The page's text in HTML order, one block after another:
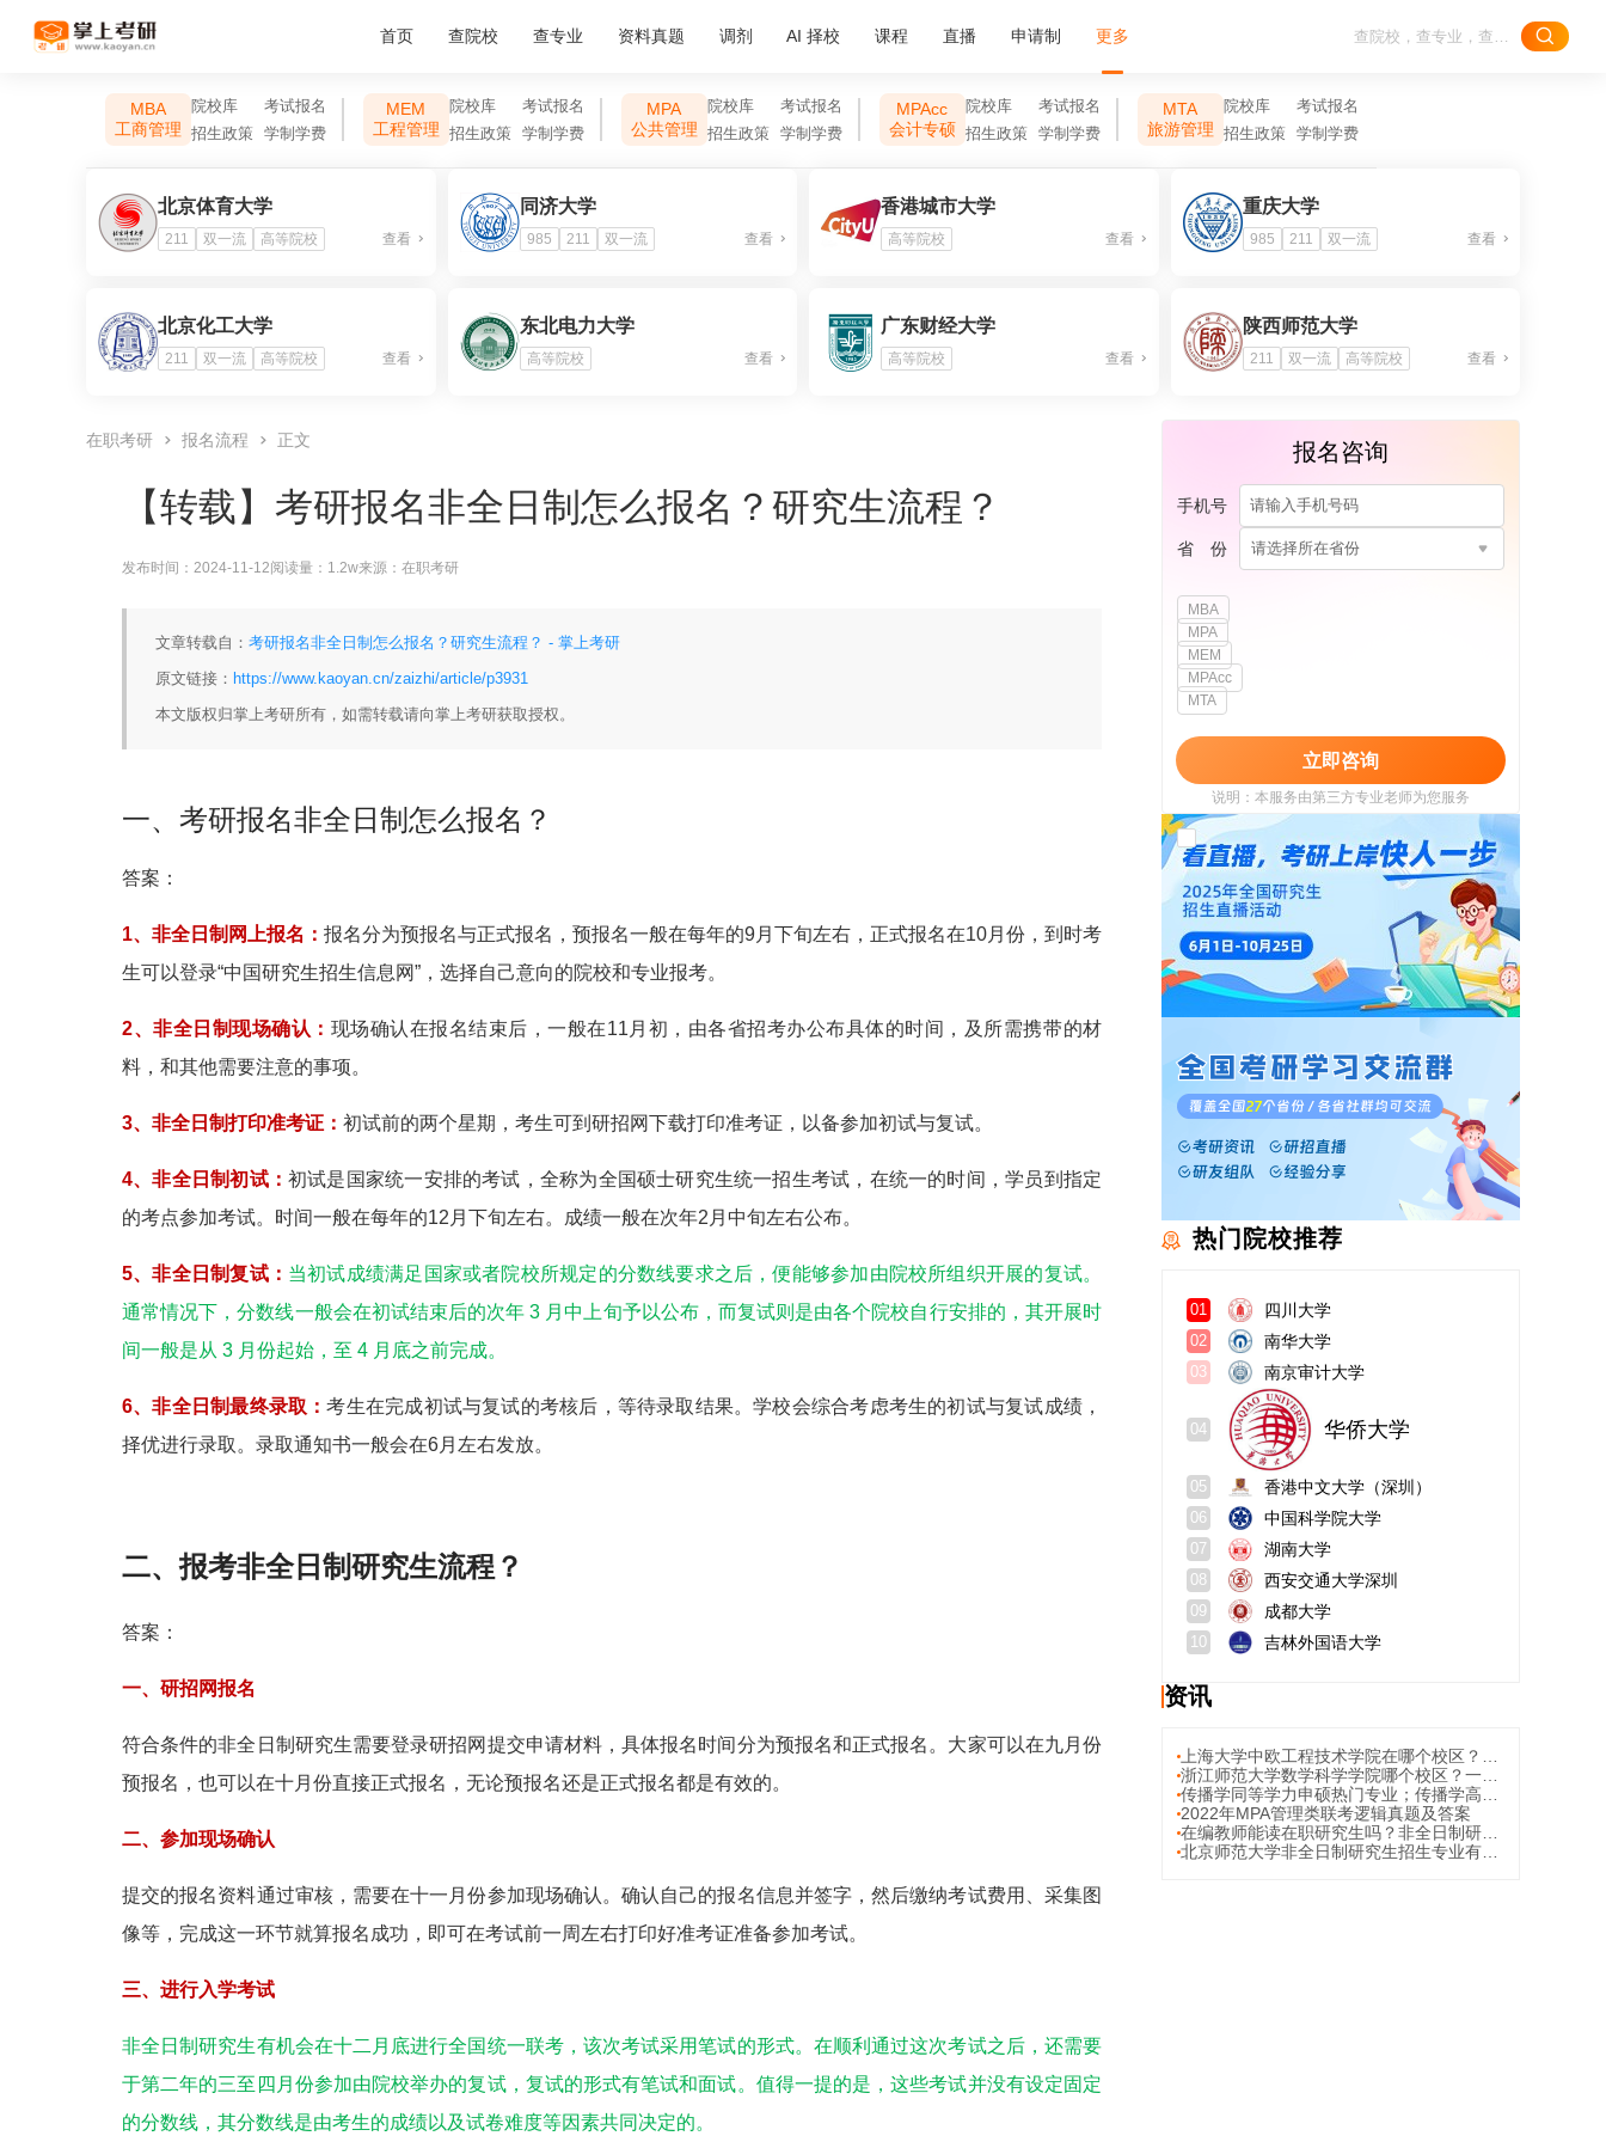
首页 查院校 查专业 资料真题 调剂 AI 择校 课程 直播 申请制 更多
MBA
工商管理
院校库
考试报名
招生政策
学制学费
MEM
工程管理
院校库
考试报名
招生政策
学制学费
MPA
公共管理
院校库
考试报名
招生政策
学制学费
MPAcc
会计专硕
院校库
考试报名
招生政策
学制学费
MTA
旅游管理
院校库
考试报名
招生政策
学制学费
北京体育大学
211 双一流 高等院校 查看
同济大学
985 211 双一流 查看
香港城市大学
高等院校 查看
重庆大学
985 211 双一流 查看
北京化工大学
211 双一流 高等院校 查看
东北电力大学
高等院校 查看
广东财经大学
高等院校 查看
陕西师范大学
211 双一流 高等院校 查看
在职考研 报名流程 正文
【转载】 考研报名非全日制怎么报名？研究生流程？
发布时间： 2024-11-12阅读量： 1.2w来源： 在职考研
文章转载自： 考研报名非全日制怎么报名？研究生流程？ - 掌上考研
原文链接： https://www.kaoyan.cn/zaizhi/article/p3931
本文版权归掌上考研所有，如需转载请向掌上考研获取授权。
一、考研报名非全日制怎么报名？
答案：
1、非全日制网上报名： 报名分为预报名与正式报名，预报名一般在每年的9月下旬左右，正式报名在10月份，到时考
生可以登录“中国研究生招生信息网”，选择自己意向的院校和专业报考。
2、非全日制现场确认： 现场确认在报名结束后，一般在11月初，由各省招考办公布具体的时间，及所需携带的材
料，和其他需要注意的事项。
3、非全日制打印准考证： 初试前的两个星期，考生可到研招网下载打印准考证，以备参加初试与复试。
4、非全日制初试： 初试是国家统一安排的考试，全称为全国硕士研究生统一招生考试，在统一的时间，学员到指定
的考点参加考试。时间一般在每年的12月下旬左右。成绩一般在次年2月中旬左右公布。
5、非全日制复试： 当初试成绩满足国家或者院校所规定的分数线要求之后，便能够参加由院校所组织开展的复试。
通常情况下，分数线一般会在初试结束后的次年 3 月中上旬予以公布，而复试则是由各个院校自行安排的，其开展时
间一般是从 3 月份起始，至 4 月底之前完成。
6、非全日制最终录取：考生在完成初试与复试的考核后，等待录取结果。学校会综合考虑考生的初试与复试成绩，
择优进行录取。录取通知书一般会在6月左右发放。
二、报考非全日制研究生流程？
答案：
一、研招网报名
符合条件的非全日制研究生需要登录研招网提交申请材料，具体报名时间分为预报名和正式报名。大家可以在九月份
预报名，也可以在十月份直接正式报名，无论预报名还是正式报名都是有效的。
二、参加现场确认
提交的报名资料通过审核，需要在十一月份参加现场确认。确认自己的报名信息并签字，然后缴纳考试费用、采集图
像等，完成这一环节就算报名成功，即可在考试前一周左右打印好准考证准备参加考试。
三、进行入学考试
非全日制研究生有机会在十二月底进行全国统一联考，该次考试采用笔试的形式。在顺利通过这次考试之后，还需要
于第二年的三至四月份参加由院校举办的复试，复试的形式有笔试和面试。值得一提的是，这些考试并没有设定固定
的分数线，其分数线是由考生的成绩以及试卷难度等因素共同决定的。
报名咨询
手机号
省 份 请选择所在省份
MBA
MPA
MEM
MPAcc
MTA
立即咨询
说明：本服务由第三方专业老师为您服务
我已阅读并同意 《用户政策》
《用户服务
使用协议》
热门院校推荐
01 四川大学
02 南华大学
03 南京审计大学
04 华侨大学
05 香港中文大学（深圳）
06 中国科学院大学
07 湖南大学
08 西安交通大学深圳
09 成都大学
10 吉林外国语大学
资讯
2022年MPA管理类联考逻辑真题及答案